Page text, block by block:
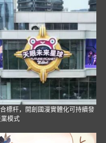
標杆，開創國漫實體化可持續發
模式